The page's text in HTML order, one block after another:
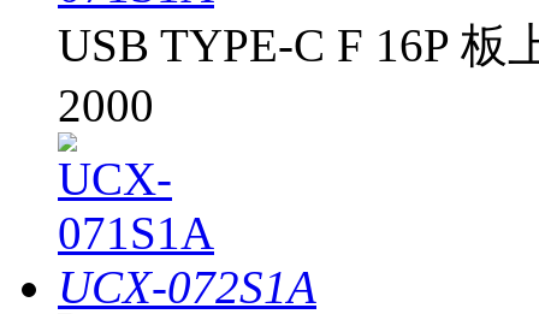
USB TYPE-C F 16P 板
2000
UCX-072S1A